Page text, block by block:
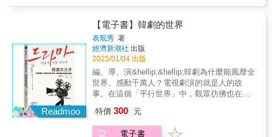
養這樣的環境，給予這些人力量，喚起他們對
於是，何歡劇團在2003年誕生了。&對於曲智
鑛來說，何歡劇團在透過表演與服務對象互動
的歷程本身就是一種療癒。因為藝術就蘊含著
治療的力量，藉由參與表演藝術可以探索自
我、與外界互動，藝術創作的過程就是一場自
我探索、賦能的旅程。美國藝術治療的先驅之
一Edith Kramer認為藝術不僅能夠美化我們的
周遭世界的認知，從而達到情緒的淨化和自我
認知的增強。所有參加者在參與何歡劇團的表
讓這個公益劇團能運作超過二十年？&後來，何
懷安團長主動詢問曲智鑛，希望有機會能跟他
合作寫一本關於何歡劇團的書，曲智鑛立刻就
承諾可以幫忙。奇妙，或許是磁場對了，這個
人、這件事就有著這樣的魔力，讓人願意投入
共襄盛舉。&何歡劇團成立的初衷是安哥因女兒
罹癌治療期間發願，女兒的名字何歡也就成為
劇團團名。團長陪伴女兒在臺北榮總治療期
間，他看見許多病友面對病痛的掙扎，深刻理
與心理支持更是關鍵，這樣的關懷不僅病人需
Readmoo
【電子書】韓劇的世界
表珉秀 著
經濟新潮社 出版
2025/01/04 出版
編、導、演&hellip;&hellip;韓劇為什麼能風靡全
世界、感動千萬人？電視劇演的就是人的故
事。在這個「平行世界」中，觀眾彷彿也在裡
免不了「入戲」，跟著劇情歡笑流淚。而施展
魔法的編劇、導演、演員們，又是怎麼想，怎
特價 300 元
電子書